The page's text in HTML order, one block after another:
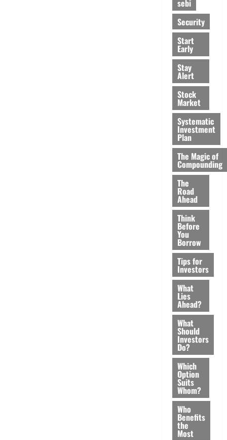
sebi
Security
Start
Early
Stay
Alert
Stock
Market
Systematic
Investment
Plan
The Magic of
Compounding
The
Road
Ahead
Think
Before
You
Borrow
Tips for
Investors
What
Lies
Ahead?
What
Should
Investors
Do?
Which
Option
Suits
Whom?
Who
Benefits
the
Most